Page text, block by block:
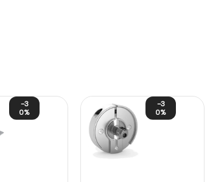
-3
0%
-3
0%